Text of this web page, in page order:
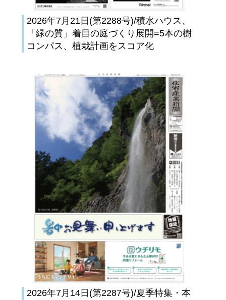
2026年7月21日(第2288号)/積水ハウス、
「緑の質」着目の庭づくり展開=5本の樹
コンパス、植栽計画をスコア化
2026年7月14日(第2287号)/夏季特集・本